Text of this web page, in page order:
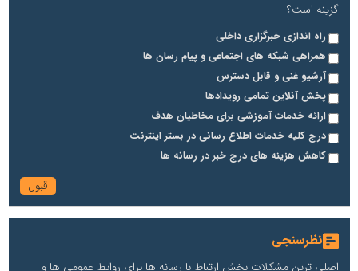
گزینه است؟
راه اندازی خبرگزاری داخلی
همراهی شبکه های اجتماعی و پیام رسان ها
آرشیو غنی و قابل دسترس
پخش آنلاین تمامی رویدادها
ارائه خدمات آموزشی برای مخاطیان هدف
درج کلیه خدمات اطلاع رسانی در بستر اینترنت
کاهش هزینه های درج خبر در رسانه ها
نظرسنجی
اصلی ترین مشکلات بخش ارتباط با رسانه ها برای روابط عمومی ها و